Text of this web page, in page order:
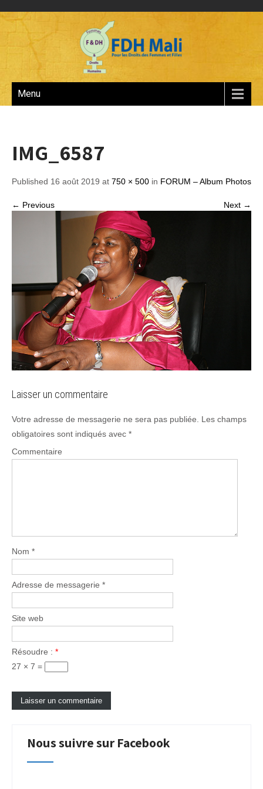
Menu
IMG_6587
Published 16 août 2019 at 750 × 500 in FORUM – Album Photos
← Previous Next →
Laisser un commentaire
Votre adresse de messagerie ne sera pas publiée.
Les champs
obligatoires sont indiqués avec *
Commentaire
Nom *
Adresse de messagerie *
Site web
Résoudre : *
27 × 7 =
Nous suivre sur Facebook